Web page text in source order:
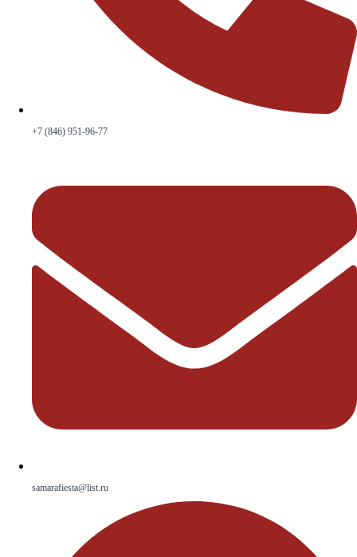
+7 (846) 951-96-77
samarafiesta@list.ru